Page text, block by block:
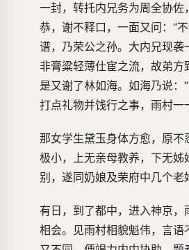
一封，转托内兄务为周全协
恭，谢不释口，一面又问：“
谱，乃荣公之孙。大内兄现袭
非膏粱轻薄仕宦之流，故弟
是又谢了林如海。如海乃说
打点礼物并饯行之事，雨村一
那女学生黛玉身体方愈，原
极小，上无亲母教养，下无
别，遂同奶娘及荣府中几个老
有日，到了都中，进入神京
相会。见雨村相貌魁伟，言